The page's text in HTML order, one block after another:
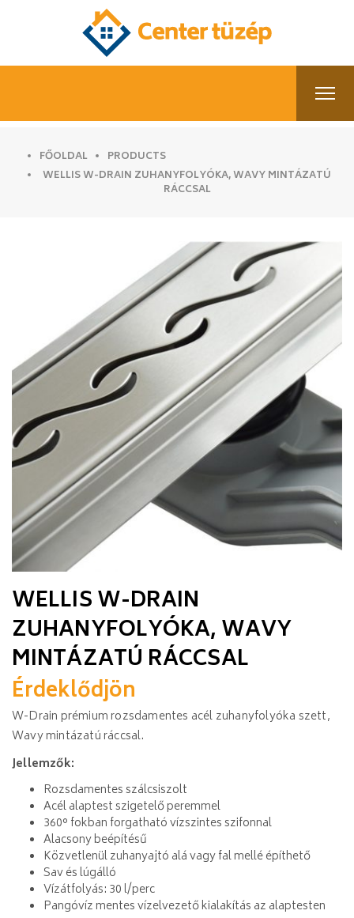
FŐOLDAL
PRODUCTS
WELLIS W-DRAIN ZUHANYFOLYÓKA, WAVY MINTÁZATÚ
RÁCCSAL
WELLIS W-DRAIN
ZUHANYFOLYÓKA, WAVY
MINTÁZATÚ RÁCCSAL
Érdeklődjön
W-Drain prémium rozsdamentes acél zuhanyfolyóka szett,
Wavy mintázatú ráccsal.
Jellemzők:
Rozsdamentes szálcsiszolt
Acél alaptest szigetelő peremmel
360° fokban forgatható vízszintes szifonnal
Alacsony beépítésű
Közvetlenül zuhanyajtó alá vagy fal mellé építhető
Sav és lúgálló
Vízátfolyás: 30 l/perc
Pangóvíz mentes vízelvezető kialakítás az alaptesten